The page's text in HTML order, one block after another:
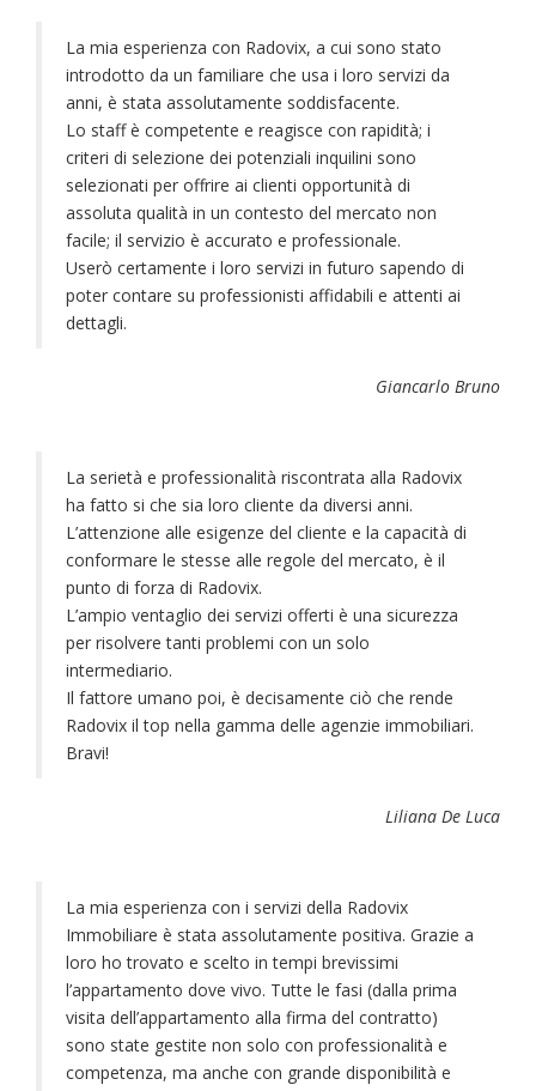
La mia esperienza con Radovix, a cui sono stato
introdotto da un familiare che usa i loro servizi da
anni, è stata assolutamente soddisfacente.
Lo staff è competente e reagisce con rapidità; i
criteri di selezione dei potenziali inquilini sono
selezionati per offrire ai clienti opportunità di
assoluta qualità in un contesto del mercato non
facile; il servizio è accurato e professionale.
Userò certamente i loro servizi in futuro sapendo di
poter contare su professionisti affidabili e attenti ai
dettagli.
Giancarlo Bruno
La serietà e professionalità riscontrata alla Radovix
ha fatto si che sia loro cliente da diversi anni.
L’attenzione alle esigenze del cliente e la capacità di
conformare le stesse alle regole del mercato, è il
punto di forza di Radovix.
L’ampio ventaglio dei servizi offerti è una sicurezza
per risolvere tanti problemi con un solo
intermediario.
Il fattore umano poi, è decisamente ciò che rende
Radovix il top nella gamma delle agenzie immobiliari.
Bravi!
Liliana De Luca
La mia esperienza con i servizi della Radovix
Immobiliare è stata assolutamente positiva. Grazie a
loro ho trovato e scelto in tempi brevissimi
l’appartamento dove vivo. Tutte le fasi (dalla prima
visita dell’appartamento alla firma del contratto)
sono state gestite non solo con professionalità e
competenza, ma anche con grande disponibilità e